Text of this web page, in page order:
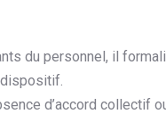
du personnel, il
d’accord collectif